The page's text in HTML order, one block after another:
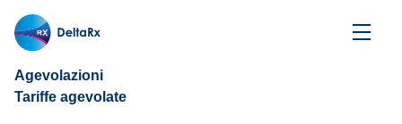
Agevolazioni
Tariffe agevolate